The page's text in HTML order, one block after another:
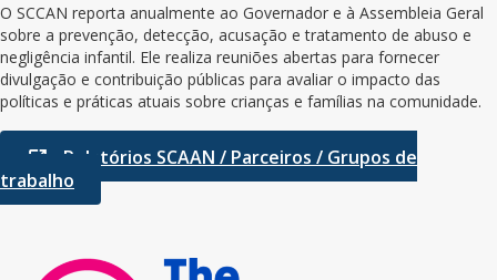
O SCCAN reporta anualmente ao Governador e à Assembleia Geral
sobre a prevenção, detecção, acusação e tratamento de abuso e
negligência infantil. Ele realiza reuniões abertas para fornecer
divulgação e contribuição públicas para avaliar o impacto das
políticas e práticas atuais sobre crianças e famílias na comunidade.
Relatórios SCAAN / Parceiros / Grupos de
trabalho